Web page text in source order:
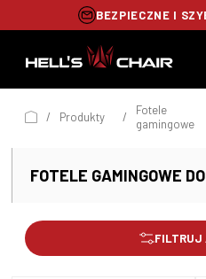
BEZPIECZNE I
/ Produkty /
Fotele
gamingowe
FOTELE GAMINGOWE
FILTRUJ